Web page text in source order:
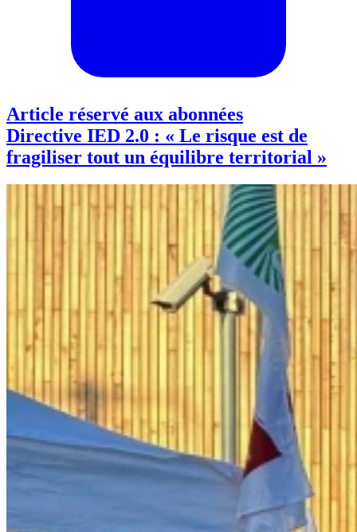
Article réservé aux abonnées
Directive IED 2.0 : « Le risque est de
fragiliser tout un équilibre territorial »